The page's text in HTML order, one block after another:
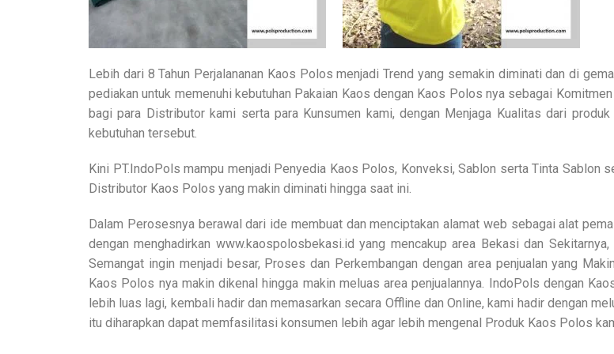
Lebih dari 8 Tahun Perjalananan Kaos Polos menjadi Trend yang semakin diminati dan di
pediakan untuk memenuhi kebutuhan Pakaian Kaos dengan Kaos Polos nya sebagai
bagi para Distributor kami serta para Kunsumen kami, dengan Menjaga Kualitas dari
kebutuhan tersebut.
Kini PT.IndoPols mampu menjadi Penyedia Kaos Polos, Konveksi, Sablon serta Tinta Sablon
Distributor Kaos Polos yang makin diminati hingga saat ini.
Dalam Perosesnya berawal dari ide membuat dan menciptakan alamat web sebagai alat
dengan menghadirkan www.kaospolosbekasi.id yang mencakup area Bekasi dan
Semangat ingin menjadi besar, Proses dan Perkembangan dengan area penjualan yang
Kaos Polos nya makin dikenal hingga makin meluas area penjualannya. IndoPols dengan
lebih luas lagi, kembali hadir dan memasarkan secara Offline dan Online, kami hadir dengan
itu diharapkan dapat memfasilitasi konsumen lebih agar lebih mengenal Produk Kaos Polos